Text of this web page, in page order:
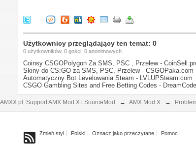
Użytkownicy przeglądający ten temat: 0
0 użytkowników, 0 gości, 0 anonimowych
Coinsy CSGOPolygon Za SMS, PSC , Przelew -
Skiny do CS:GO za SMS, PSC, Przelew - CSGOPaka.com
Automatyczny Bot Levelowania Steam - LVLUPSteam.com
CSGO Gambling Sites and Free Betting Codes -
AMXX.pl: Support AMX Mod X i SourceMod → AMX Mod X →
Zmień styl Polski Oznacz jako przeczytane Pomoc